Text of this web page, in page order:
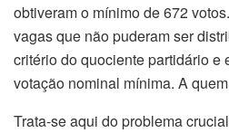
obtiveram o mínimo de 672
vagas que não puderam ser
critério do quociente partidário e
votação nominal mínima. A
Trata-se aqui do problema